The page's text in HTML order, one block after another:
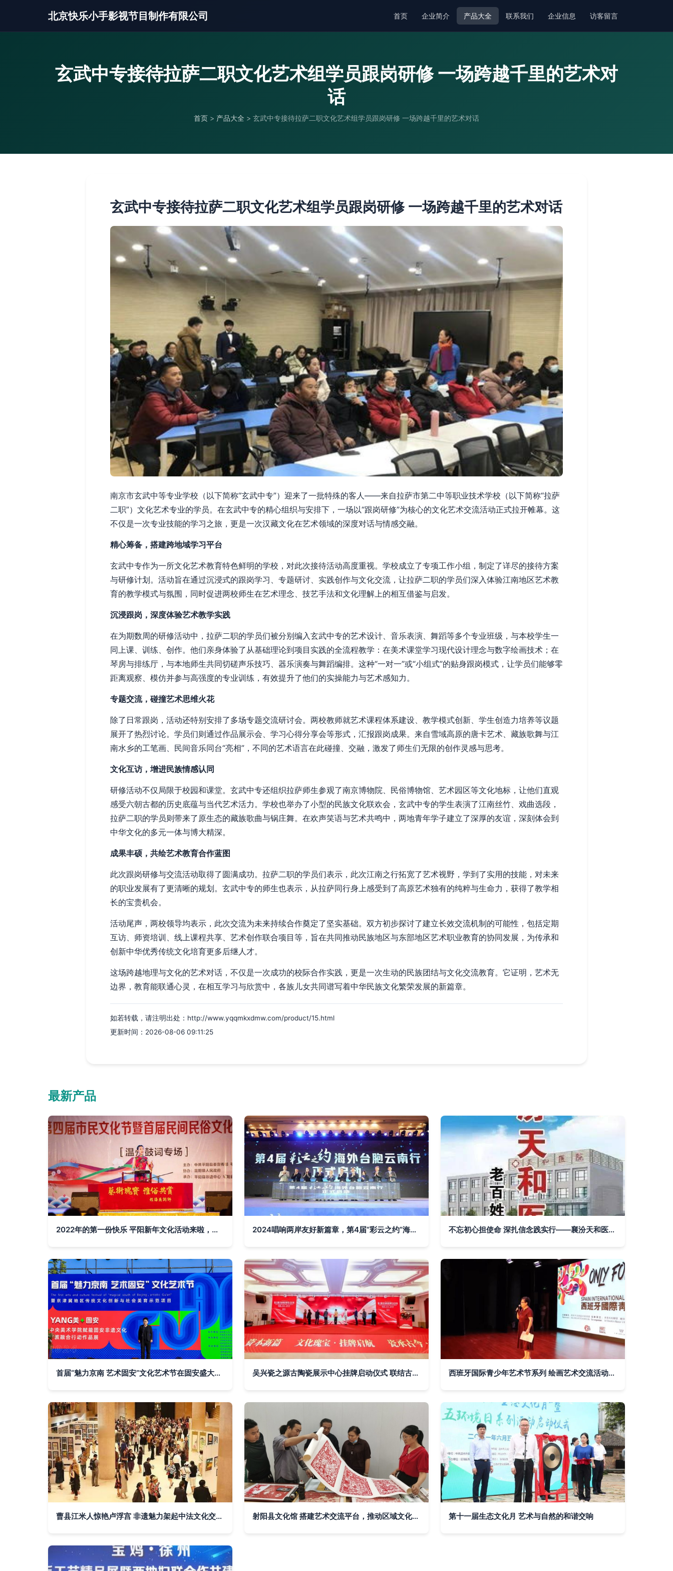
北京快乐小手影视节目制作有限公司 首页 企业简介 产品大全 联系我们 企业信息 访客留言
玄武中专接待拉萨二职文化艺术组学员跟岗研修 一场跨越千里的艺术对
话
首页 > 产品大全 > 玄武中专接待拉萨二职文化艺术组学员跟岗研修 一场跨越千里的艺术对话
玄武中专接待拉萨二职文化艺术组学员跟岗研修 一场跨越千里的艺术对话
南京市玄武中等专业学校（以下简称“玄武中专”）迎来了一批特殊的客人——来自拉萨市第二中等职业技术学校（以下简称“拉萨
二职”）文化艺术专业的学员。在玄武中专的精心组织与安排下，一场以“跟岗研修”为核心的文化艺术交流活动正式拉开帷幕。这
不仅是一次专业技能的学习之旅，更是一次汉藏文化在艺术领域的深度对话与情感交融。
精心筹备，搭建跨地域学习平台
玄武中专作为一所文化艺术教育特色鲜明的学校，对此次接待活动高度重视。学校成立了专项工作小组，制定了详尽的接待方案
与研修计划。活动旨在通过沉浸式的跟岗学习、专题研讨、实践创作与文化交流，让拉萨二职的学员们深入体验江南地区艺术教
育的教学模式与氛围，同时促进两校师生在艺术理念、技艺手法和文化理解上的相互借鉴与启发。
沉浸跟岗，深度体验艺术教学实践
在为期数周的研修活动中，拉萨二职的学员们被分别编入玄武中专的艺术设计、音乐表演、舞蹈等多个专业班级，与本校学生一
同上课、训练、创作。他们亲身体验了从基础理论到项目实践的全流程教学：在美术课堂学习现代设计理念与数字绘画技术；在
琴房与排练厅，与本地师生共同切磋声乐技巧、器乐演奏与舞蹈编排。这种“一对一”或“小组式”的贴身跟岗模式，让学员们能够零
距离观察、模仿并参与高强度的专业训练，有效提升了他们的实操能力与艺术感知力。
专题交流，碰撞艺术思维火花
除了日常跟岗，活动还特别安排了多场专题交流研讨会。两校教师就艺术课程体系建设、教学模式创新、学生创造力培养等议题
展开了热烈讨论。学员们则通过作品展示会、学习心得分享会等形式，汇报跟岗成果。来自雪域高原的唐卡艺术、藏族歌舞与江
南水乡的工笔画、民间音乐同台“亮相”，不同的艺术语言在此碰撞、交融，激发了师生们无限的创作灵感与思考。
文化互访，增进民族情感认同
研修活动不仅局限于校园和课堂。玄武中专还组织拉萨师生参观了南京博物院、民俗博物馆、艺术园区等文化地标，让他们直观
感受六朝古都的历史底蕴与当代艺术活力。学校也举办了小型的民族文化联欢会，玄武中专的学生表演了江南丝竹、戏曲选段，
拉萨二职的学员则带来了原生态的藏族歌曲与锅庄舞。在欢声笑语与艺术共鸣中，两地青年学子建立了深厚的友谊，深刻体会到
中华文化的多元一体与博大精深。
成果丰硕，共绘艺术教育合作蓝图
此次跟岗研修与交流活动取得了圆满成功。拉萨二职的学员们表示，此次江南之行拓宽了艺术视野，学到了实用的技能，对未来
的职业发展有了更清晰的规划。玄武中专的师生也表示，从拉萨同行身上感受到了高原艺术独有的纯粹与生命力，获得了教学相
长的宝贵机会。
活动尾声，两校领导均表示，此次交流为未来持续合作奠定了坚实基础。双方初步探讨了建立长效交流机制的可能性，包括定期
互访、师资培训、线上课程共享、艺术创作联合项目等，旨在共同推动民族地区与东部地区艺术职业教育的协同发展，为传承和
创新中华优秀传统文化培育更多后继人才。
这场跨越地理与文化的艺术对话，不仅是一次成功的校际合作实践，更是一次生动的民族团结与文化交流教育。它证明，艺术无
边界，教育能联通心灵，在相互学习与欣赏中，各族儿女共同谱写着中华民族文化繁荣发展的新篇章。
如若转载，请注明出处：http://www.yqqmkxdmw.com/product/15.html
更新时间：2026-08-06 09:11:25
最新产品
2022年的第一份快乐 平阳新年文化活动来啦，快收藏！ 2024唱响两岸友好新篇章，第4届“彩云之约”海外台胞云南行启幕盛大开幕 不忘初心担使命 深扎信念践实行——襄汾天和医院职工赴红色基地开展主题教育
首届“魅力京南 艺术固安”文化艺术节在固安盛大开幕 吴兴瓷之源古陶瓷展示中心挂牌启动仪式 联结古今，瓷耀世界 西班牙国际青少年艺术节系列 绘画艺术交流活动组织与文化传播的深度融合
曹县江米人惊艳卢浮宫 非遗魅力架起中法文化交流新桥梁 射阳县文化馆 搭建艺术交流平台，推动区域文化繁荣 第十一届生态文化月 艺术与自然的和谐交响